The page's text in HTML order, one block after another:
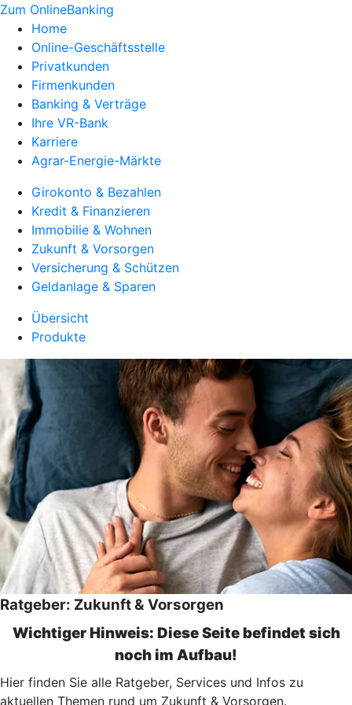
Zum OnlineBanking
Home
Online-Geschäftsstelle
Privatkunden
Firmenkunden
Banking & Verträge
Ihre VR-Bank
Karriere
Agrar-Energie-Märkte
Girokonto & Bezahlen
Kredit & Finanzieren
Immobilie & Wohnen
Zukunft & Vorsorgen
Versicherung & Schützen
Geldanlage & Sparen
Übersicht
Produkte
Ratgeber: Zukunft & Vorsorgen
Wichtiger Hinweis: Diese Seite befindet sich
noch im Aufbau!
Hier finden Sie alle Ratgeber, Services und Infos zu
aktuellen Themen rund um Zukunft & Vorsorgen.